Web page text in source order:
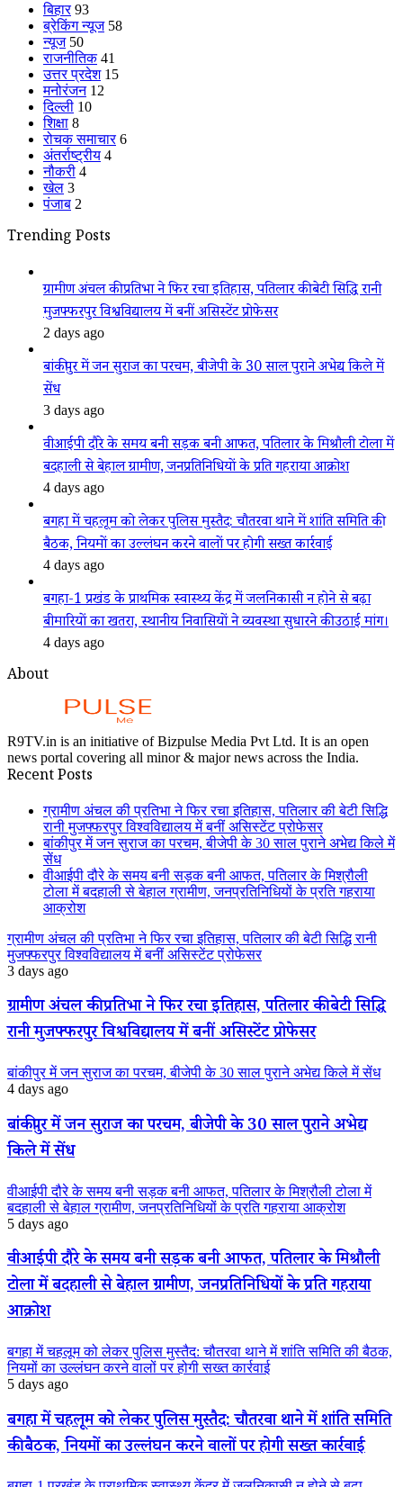
बिहार 93
ब्रेकिंग न्यूज 58
न्यूज 50
राजनीतिक 41
उत्तर प्रदेश 15
मनोरंजन 12
दिल्ली 10
शिक्षा 8
रोचक समाचार 6
अंतर्राष्ट्रीय 4
नौकरी 4
खेल 3
पंजाब 2
Trending Posts
ग्रामीण अंचल की प्रतिभा ने फिर रचा इतिहास, पतिलार की बेटी सिद्धि रानी
मुजफ्फरपुर विश्वविद्यालय में बनीं असिस्टेंट प्रोफेसर
2 days ago
बांकीपुर में जन सुराज का परचम, बीजेपी के 30 साल पुराने अभेद्य किले में
सेंध
3 days ago
वीआईपी दौरे के समय बनी सड़क बनी आफत, पतिलार के मिश्रौली टोला में
बदहाली से बेहाल ग्रामीण, जनप्रतिनिधियों के प्रति गहराया आक्रोश
4 days ago
बगहा में चहलूम को लेकर पुलिस मुस्तैद: चौतरवा थाने में शांति समिति की
बैठक, नियमों का उल्लंघन करने वालों पर होगी सख्त कार्रवाई
4 days ago
बगहा-1 प्रखंड के प्राथमिक स्वास्थ्य केंद्र में जलनिकासी न होने से बढ़ा
बीमारियों का खतरा, स्थानीय निवासियों ने व्यवस्था सुधारने की उठाई मांग।
4 days ago
About
R9TV.in is an initiative of Bizpulse Media Pvt Ltd. It is an open
news portal covering all minor & major news across the India.
Recent Posts
ग्रामीण अंचल की प्रतिभा ने फिर रचा इतिहास, पतिलार की बेटी सिद्धि
रानी मुजफ्फरपुर विश्वविद्यालय में बनीं असिस्टेंट प्रोफेसर
बांकीपुर में जन सुराज का परचम, बीजेपी के 30 साल पुराने अभेद्य किले में
सेंध
वीआईपी दौरे के समय बनी सड़क बनी आफत, पतिलार के मिश्रौली
टोला में बदहाली से बेहाल ग्रामीण, जनप्रतिनिधियों के प्रति गहराया
आक्रोश
ग्रामीण अंचल की प्रतिभा ने फिर रचा इतिहास, पतिलार की बेटी सिद्धि रानी
मुजफ्फरपुर विश्वविद्यालय में बनीं असिस्टेंट प्रोफेसर
3 days ago
ग्रामीण अंचल की प्रतिभा ने फिर रचा इतिहास, पतिलार की बेटी सिद्धि
रानी मुजफ्फरपुर विश्वविद्यालय में बनीं असिस्टेंट प्रोफेसर
बांकीपुर में जन सुराज का परचम, बीजेपी के 30 साल पुराने अभेद्य किले में सेंध
4 days ago
बांकीपुर में जन सुराज का परचम, बीजेपी के 30 साल पुराने अभेद्य
किले में सेंध
वीआईपी दौरे के समय बनी सड़क बनी आफत, पतिलार के मिश्रौली टोला में
बदहाली से बेहाल ग्रामीण, जनप्रतिनिधियों के प्रति गहराया आक्रोश
5 days ago
वीआईपी दौरे के समय बनी सड़क बनी आफत, पतिलार के मिश्रौली
टोला में बदहाली से बेहाल ग्रामीण, जनप्रतिनिधियों के प्रति गहराया
आक्रोश
बगहा में चहलूम को लेकर पुलिस मुस्तैद: चौतरवा थाने में शांति समिति की बैठक,
नियमों का उल्लंघन करने वालों पर होगी सख्त कार्रवाई
5 days ago
बगहा में चहलूम को लेकर पुलिस मुस्तैद: चौतरवा थाने में शांति समिति
की बैठक, नियमों का उल्लंघन करने वालों पर होगी सख्त कार्रवाई